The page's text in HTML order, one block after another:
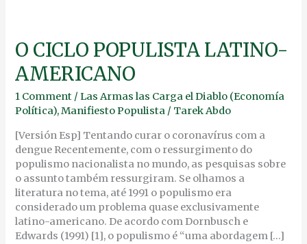
O CICLO POPULISTA LATINO-
AMERICANO
1 Comment /Las Armas las Carga el Diablo (Economía
Política),Manifiesto Populista / Tarek Abdo
[Versión Esp] Tentando curar o coronavírus com a
dengue Recentemente, com o ressurgimento do
populismo nacionalista no mundo, as pesquisas sobre
o assunto também ressurgiram. Se olhamos a
literatura no tema, até 1991 o populismo era
considerado um problema quase exclusivamente
latino-americano. De acordo com Dornbusch e
Edwards (1991) [1], o populismo é “uma abordagem […]
O
CICLO
POPULISTA
AMERICANO